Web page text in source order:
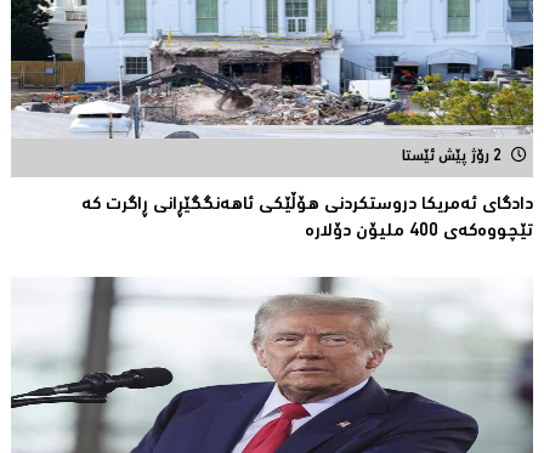
2 رۆژ پێش ئێستا
دادگای ئەمریكا دروستكردنی هۆڵێكی ئاهەنگگێڕانی ڕاگرت كە
تێچووەكەی 400 ملیۆن دۆلارە